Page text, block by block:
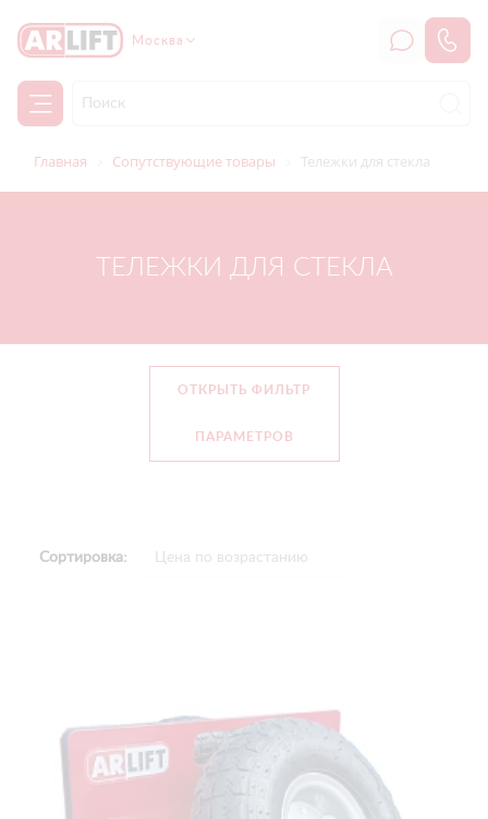
Москва
Главная Сопутствующие товары Тележки для стекла
ТЕЛЕЖКИ ДЛЯ СТЕКЛА
ОТКРЫТЬ ФИЛЬТР
ПАРАМЕТРОВ
Сортировка: